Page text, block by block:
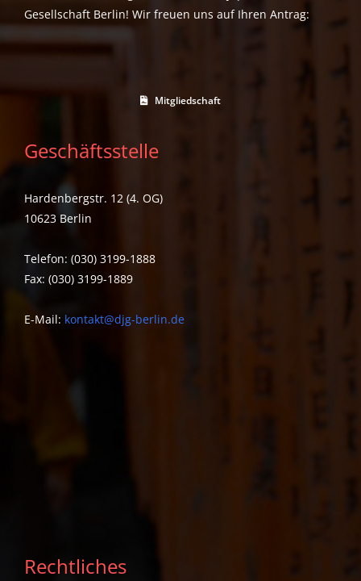
Gesellschaft Berlin! Wir freuen uns auf Ihren Antrag:
Mitgliedschaft
Geschäftsstelle
Hardenbergstr. 12 (4. OG)
10623 Berlin
Telefon: (030) 3199-1888
Fax: (030) 3199-1889
E-Mail: kontakt@djg-berlin.de
Rechtliches